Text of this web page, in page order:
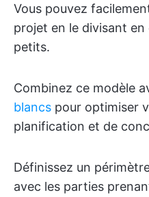
Vous pouvez
projet en le divisant
petits.
Combinez ce modèle
blancs pour optimiser
planification et de
Définissez un
avec les parties